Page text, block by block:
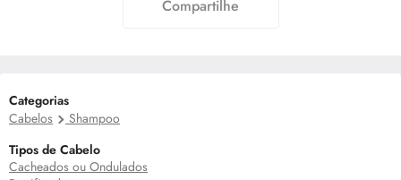
Compartilhe
Categorias
Cabelos
Shampoo
Tipos de Cabelo
Cacheados ou Ondulados